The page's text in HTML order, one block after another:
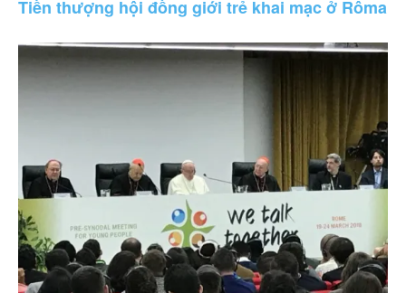
Tiền thượng hội đồng giới trẻ khai mạc ở Rôma